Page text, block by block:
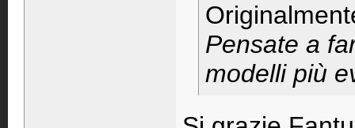
Pensate a
modelli più